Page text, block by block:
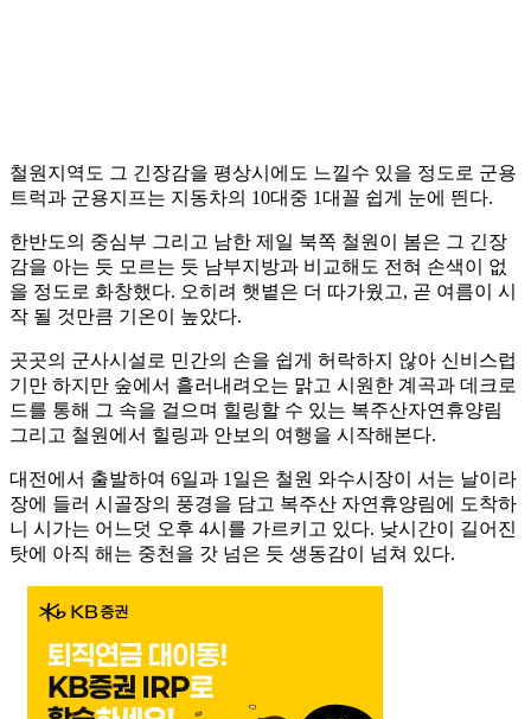
철원지역도 그 긴장감을 평상시에도 느낄수 있을 정도로 군용
트럭과 군용지프는 지동차의 10대중 1대꼴 쉽게 눈에 띈다.
한반도의 중심부 그리고 남한 제일 북쪽 철원이 봄은 그 긴장
감을 아는 듯 모르는 듯 남부지방과 비교해도 전혀 손색이 없
을 정도로 화창했다. 오히려 햇볕은 더 따가웠고, 곧 여름이 시
작 될 것만큼 기온이 높았다.
곳곳의 군사시설로 민간의 손을 쉽게 허락하지 않아 신비스럽
기만 하지만 숲에서 흘러내려오는 맑고 시원한 계곡과 데크로
드를 통해 그 속을 걸으며 힐링할 수 있는 복주산자연휴양림
그리고 철원에서 힐링과 안보의 여행을 시작해본다.
대전에서 출발하여 6일과 1일은 철원 와수시장이 서는 날이라
장에 들러 시골장의 풍경을 담고 복주산 자연휴양림에 도착하
니 시가는 어느덧 오후 4시를 가르키고 있다. 낮시간이 길어진
탓에 아직 해는 중천을 갓 넘은 듯 생동감이 넘쳐 있다.